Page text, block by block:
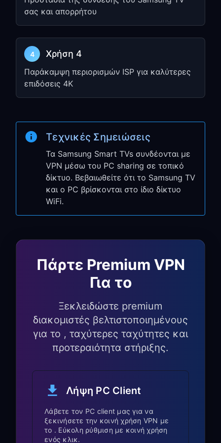
Βρείτε τοProxy Settings
Εισαγάγετε τη διεύθυνση IP και τη
θύρα από το Βήμα 1
Βήμα 3: Δοκιμάστε τη
σύνδεσή σας
streaming στη Samsung TV σας
Ελέγξτε αν μπορείτε να έχετε
πρόσβαση σε περιεχόμενο με
γεωγραφικούς περιορισμούς
Η Samsung TV σας χρησιμοποιεί
πλέον VPN μέσω του υπολογιστή σας!
Συμβουλές ειδικά για
Samsung TV
Για Samsung TV με Tizen
Οι ρυθμίσεις Proxy βρίσκονται
συνήθως στοNetwork→Expert
Settings
Ορισμένες παλαιότερες εκδόσεις του
επανεκκίνηση μετά τη ρύθμιση του
Proxy
Για μοντέλα Samsung με
Android TV:
σας και απορρήτου
4 Χρήση 4
Παράκαμψη περιορισμών ISP για καλύτερες
επιδόσεις 4K
Τεχνικές Σημειώσεις
Τα Samsung Smart TVs συνδέονται με
VPN μέσω του PC sharing σε τοπικό
δίκτυο. Βεβαιωθείτε ότι το Samsung TV
και ο PC βρίσκονται στο ίδιο δίκτυο
WiFi.
Πάρτε Premium VPN
Για το
Ξεκλειδώστε premium
διακομιστές βελτιστοποιημένους
για το , ταχύτερες ταχύτητες και
προτεραιότητα στήριξης.
Λήψη PC Client
Λάβετε τον PC client μας για να
ξεκινήσετε την κοινή χρήση VPN με
το . Εύκολη ρύθμιση με κοινή χρήση
ενός κλικ.